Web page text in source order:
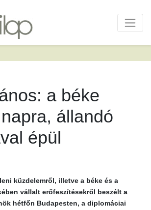
a béke
állandó
épül
küzdelemről, illetve a béke és a
vállalt erőfeszítésekről beszélt a
hétfőn Budapesten, a diplomáciai